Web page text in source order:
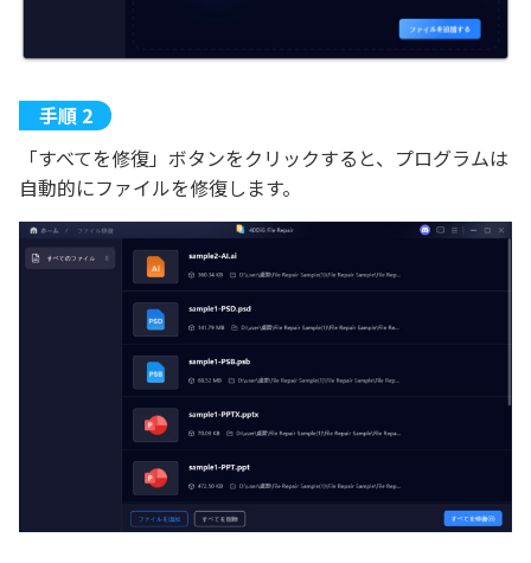
「すべてを修復」ボタンをクリックすると、プログラムは
自動的にファイルを修復します。